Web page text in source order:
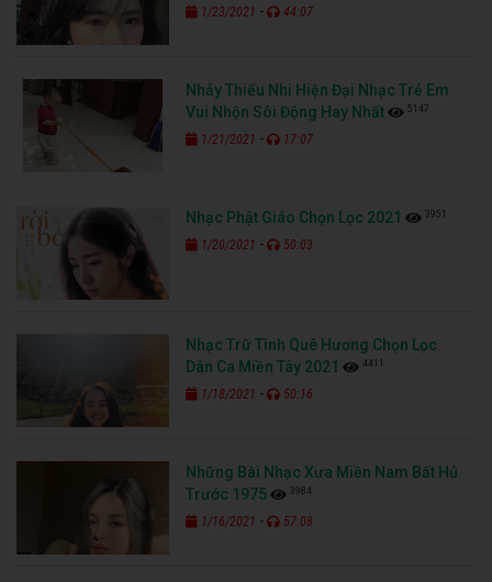
1/23/2021 - 44:07
Nhảy Thiếu Nhi Hiện Đại Nhạc Trẻ Em
Vui Nhộn Sôi Động Hay Nhất
5147
1/21/2021 - 17:07
Nhạc Phật Giáo Chọn Lọc 2021 3951
1/20/2021 - 50:03
Nhạc Trữ Tình Quê Hương Chọn Lọc
Dân Ca Miền Tây 2021
4411
1/18/2021 - 50:16
Những Bài Nhạc Xưa Miền Nam Bất Hủ
Trước 1975
3984
1/16/2021 - 57:08